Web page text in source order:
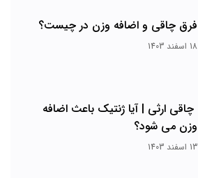
فرق چاقی و اضافه وزن در چیست؟
18 اسفند 1403
چاقی ارثی | آیا ژنتیک باعث اضافه
وزن می شود؟
13 اسفند 1403